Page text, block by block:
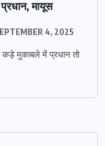
मायूस
4, 2025
कड़े मुकाबले में प्रधान तो